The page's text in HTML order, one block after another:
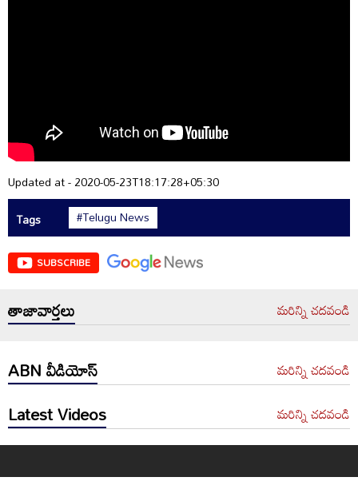
Updated at - 2020-05-23T18:17:28+05:30
Tags
#Telugu News
SUBSCRIBE
తాజావార్తలు మరిన్ని చదవండి
ABN వీడియోస్ మరిన్ని చదవండి
Latest Videos మరిన్ని చదవండి